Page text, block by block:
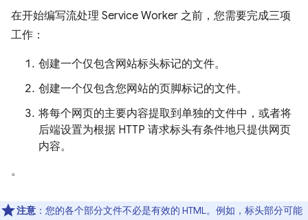
在开始编写流处理 Service Worker 之前，您需要完成三项
工作：
创建一个仅包含网站标头标记的文件。
创建一个仅包含您网站的页脚标记的文件。
将每个网页的主要内容提取到单独的文件中，或者将
后端设置为根据 HTTP 请求标头有条件地只提供网页
内容。
。
注意 ：您的各个部分文件不必是有效的 HTML。例如，标头部分可能